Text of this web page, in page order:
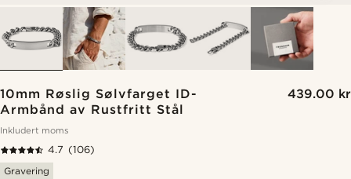
10mm Røslig Sølvfarget ID-
Armbånd av Rustfritt Stål
439.00 kr
Inkludert moms
4.7 (106)
Gravering